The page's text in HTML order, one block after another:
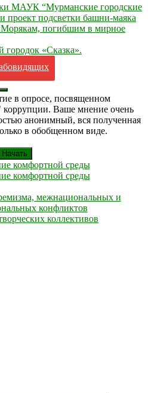
МАУК “Мурманские городские
проект подсветки башни-маяка
погибшим в мирное
городок «Сказка».
Искатьв опросе, посвященном
Ваше мнение очень
анонимный, вся полученная
в обобщенном виде.
Начать